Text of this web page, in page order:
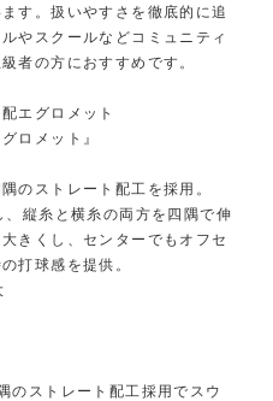
す。扱いやすさを徹底的に追
やスクールなどコミュニティ
者の方におすすめです。
エグロメット
ロメット』
のストレート配工を採用。
縦糸と横糸の両方を四隅で伸
きくし、センターでもオフセ
打球感を提供。
のストレート配工採用でスウ